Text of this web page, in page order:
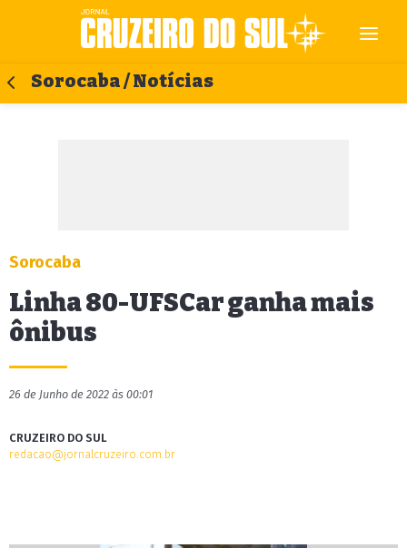
Sorocaba / Notícias
Sorocaba
Linha 80-UFSCar ganha mais
ônibus
26 de Junho de 2022 às 00:01
CRUZEIRO DO SUL
redacao@jornalcruzeiro.com.br